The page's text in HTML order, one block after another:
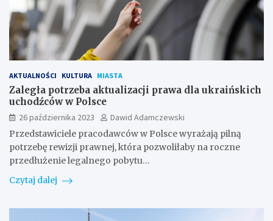
AKTUALNOŚCI KULTURA MIASTA
Zaległa potrzeba aktualizacji prawa dla ukraińskich
uchodźców w Polsce
26 października 2023
Dawid Adamczewski
Przedstawiciele pracodawców w Polsce wyrażają pilną
potrzebę rewizji prawnej, która pozwoliłaby na roczne
przedłużenie legalnego pobytu…
Czytaj dalej